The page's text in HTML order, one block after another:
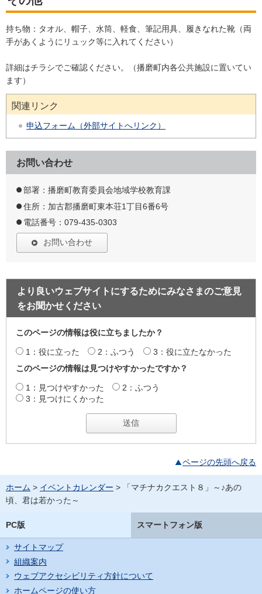
持ち物：タオル、帽子、水筒、軽食、筆記用具、履きなれた靴（両
手があくようにリュック等に入れてください）
詳細はチラシでご確認ください。（播磨町内各公共施設に置いてい
ます）
関連リンク
申込フォーム（外部サイトへリンク）
お問い合わせ
部署：播磨町教育委員会地域学校教育課
住所：加古郡播磨町東本荘1丁目6番6号
電話番号：079-435-0303
お問い合わせ
より良いウェブサイトにするためにみなさまのご意見
をお聞かせください
このページの情報は役に立ちましたか？
1：役に立った 2：ふつう
3：役に立たなかった
このページの情報は見つけやすかったですか？
1：見つけやすかった
2：ふつう
3：見つけにくかった
ページの先頭へ戻る
ホーム > イベントカレンダー > 「マチナカクエスト８」～♪あの
頃、君は若かった～
PC版 スマートフォン版
サイトマップ
組織案内
ウェブアクセシビリティ方針について
ホームページの使い方